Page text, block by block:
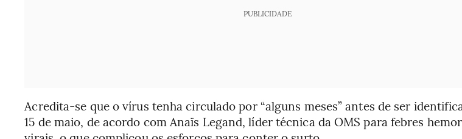
PUBLICIDADE
Acredita-se que o vírus tenha circulado por “alguns meses” antes de ser
15 de maio, de acordo com Anaïs Legand, líder técnica da OMS para febres